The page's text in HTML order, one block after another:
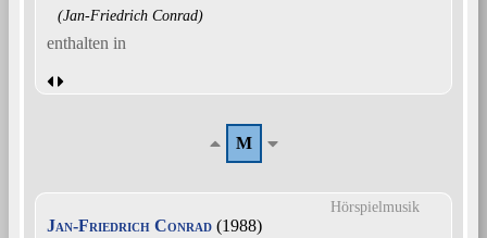
(Jan-Friedrich Conrad)
enthalten in
M
Hörspielmusik
Jan-Friedrich Conrad (1988)